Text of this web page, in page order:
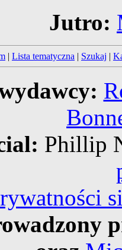
Jutro:
| Lista tematyczna | Szukaj |
Phillip